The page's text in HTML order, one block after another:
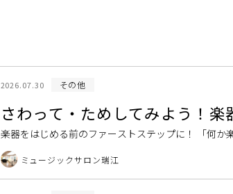
2026.07.30 その他
さわって・ためしてみよう！楽
楽器をはじめる前のファーストステップに！ 「何
本当にできるのかな？」という方へおすすめ！「ち
ミュージックサロン瑞江